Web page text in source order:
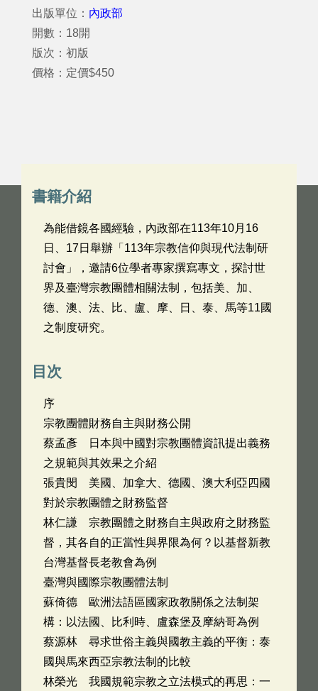
出版單位： 內政部
開數：18開
版次：初版
價格：定價$450
書籍介紹
為能借鏡各國經驗，內政部在113年10月16
日、17日舉辦「113年宗教信仰與現代法制研
討會」，邀請6位學者專家撰寫專文，探討世
界及臺灣宗教團體相關法制，包括美、加、
德、澳、法、比、盧、摩、日、泰、馬等11國
之制度研究。
目次
序
宗教團體財務自主與財務公開
蔡孟彥 日本與中國對宗教團體資訊提出義務
之規範與其效果之介紹
張貴閔 美國、加拿大、德國、澳大利亞四國
對於宗教團體之財務監督
林仁謙 宗教團體之財務自主與政府之財務監
督，其各自的正當性與界限為何？以基督新教
台灣基督長老教會為例
臺灣與國際宗教團體法制
蘇倚德 歐洲法語區國家政教關係之法制架
構：以法國、比利時、盧森堡及摩納哥為例
蔡源林 尋求世俗主義與國教主義的平衡：泰
國與馬來西亞宗教法制的比較
林榮光 我國規範宗教之立法模式的再思：一